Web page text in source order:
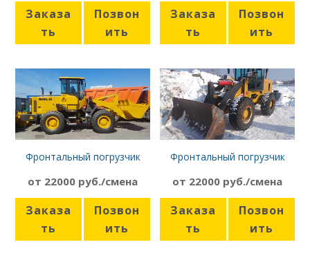
Заказа
ть
Позвон
ить
Заказа
ть
Позвон
ить
Фронтальный погрузчик
от 22000 руб./смена
Заказа
ть
Позвон
ить
Фронтальный погрузчик
от 22000 руб./смена
Заказа
ть
Позвон
ить